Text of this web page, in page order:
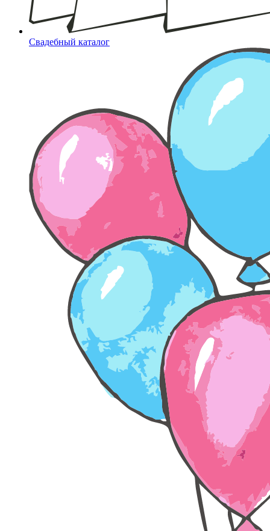
Свадебный каталог